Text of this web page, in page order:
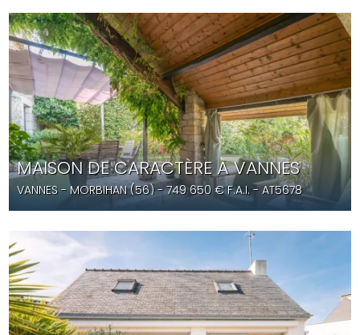
MAISON DE CARACTÈRE À VANNES
VANNES - MORBIHAN (56) -749 650€ F.A.I. - AT5678